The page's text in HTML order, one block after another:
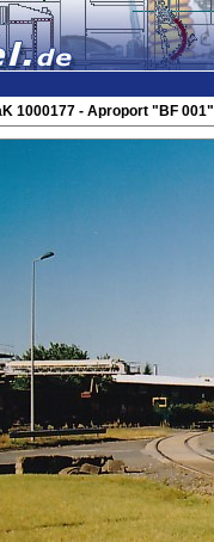
1000177 - Aproport "BF 001"